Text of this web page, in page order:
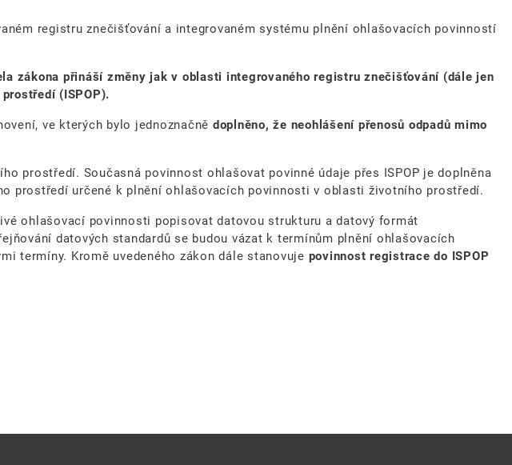
registru znečišťování a integrovaném systému plnění ohlašovacích povinností
zákona přináší změny jak v oblasti integrovaného registru znečišťování (dále jen
(ISPOP).
ve kterých bylo jednoznačně doplněno, že neohlášení přenosů odpadů mimo
prostředí. Současná povinnost ohlašovat povinné údaje přes ISPOP je doplněna
prostředí určené k plnění ohlašovacích povinnosti v oblasti životního prostředí.
ohlašovací povinnosti popisovat datovou strukturu a datový formát
datových standardů se budou vázat k termínům plnění ohlašovacích
termíny. Kromě uvedeného zákon dále stanovuje povinnost registrace do ISPOP